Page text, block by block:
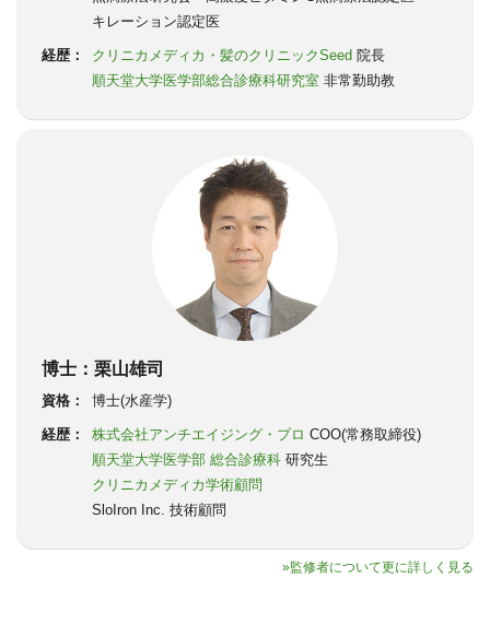
キレーション認定医
経歴： クリニカメディカ・髪のクリニックSeed 院長
順天堂大学医学部総合診療科研究室 非常勤助教
博士：栗山雄司
資格： 博士(水産学)
経歴： 株式会社アンチエイジング・プロ COO(常務取締役)
順天堂大学医学部 総合診療科 研究生
クリニカメディカ学術顧問
SloIron Inc. 技術顧問
»監修者について更に詳しく見る